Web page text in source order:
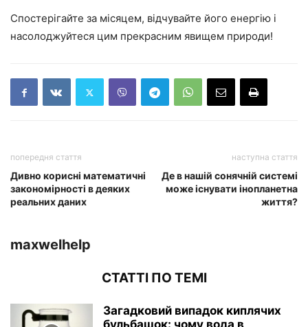
Спостерігайте за місяцем, відчувайте його енергію і
насолоджуйтеся цим прекрасним явищем природи!
попередня стаття
Дивно корисні математичні
закономірності в деяких
реальних даних
наступна стаття
Де в нашій сонячній системі
може існувати інопланетна
життя?
maxwelhelp
СТАТТІ ПО ТЕМІ
Загадковий випадок киплячих
бульбашок: чому вода в